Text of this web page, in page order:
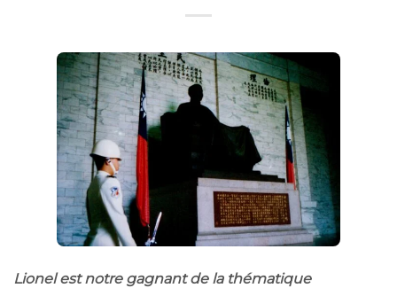
Lionel est notre gagnant de la thématique